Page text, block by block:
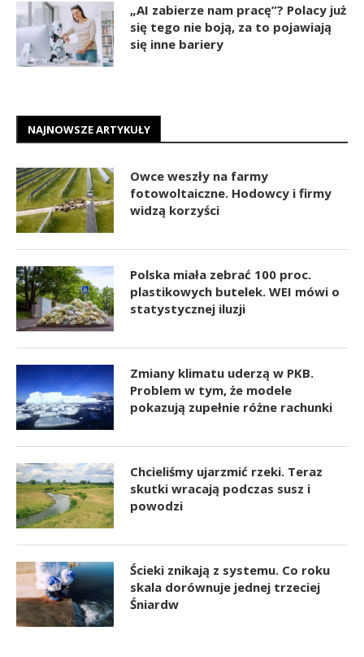
„AI zabierze nam pracę”? Polacy już
się tego nie boją, za to pojawiają
się inne bariery
NAJNOWSZE ARTYKUŁY
Owce weszły na farmy
fotowoltaiczne. Hodowcy i firmy
widzą korzyści
Polska miała zebrać 100 proc.
plastikowych butelek. WEI mówi o
statystycznej iluzji
Zmiany klimatu uderzą w PKB.
Problem w tym, że modele
pokazują zupełnie różne rachunki
Chcieliśmy ujarzmić rzeki. Teraz
skutki wracają podczas susz i
powodzi
Ścieki znikają z systemu. Co roku
skala dorównuje jednej trzeciej
Śniardw